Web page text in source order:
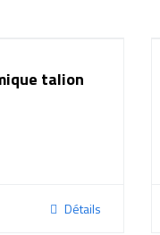
talion
Détails